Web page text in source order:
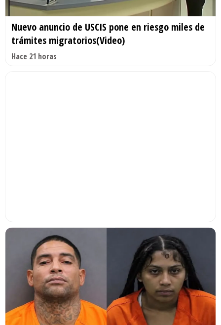
Nuevo anuncio de USCIS pone en riesgo miles de
trámites migratorios(Video)
Hace 21 horas